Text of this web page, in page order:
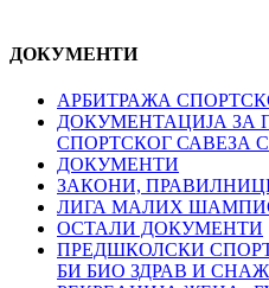
ДОКУМЕНТИ
АРБИТРАЖА
ДОКУМЕНТАЦИЈА ЗА
СПОРТСКОГ САВЕЗА
ДОКУМЕНТИ
ЗАКОНИ,
ЛИГА МАЛИХ
ОСТАЛИ ДОКУМЕНТИ
ПРЕДШКОЛСКИ
БИ БИО ЗДРАВ И